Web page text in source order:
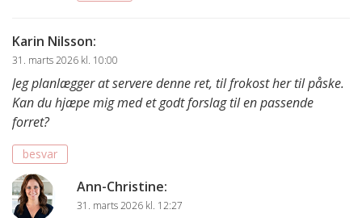
Karin Nilsson:
31. marts 2026 kl. 10:00
Jeg planlægger at servere denne ret, til frokost her til påske.
Kan du hjæpe mig med et godt forslag til en passende
forret?
besvar
Ann-Christine:
31. marts 2026 kl. 12:27